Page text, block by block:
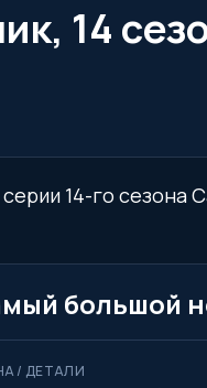
14
14-го
большой
/ ДЕТАЛИ